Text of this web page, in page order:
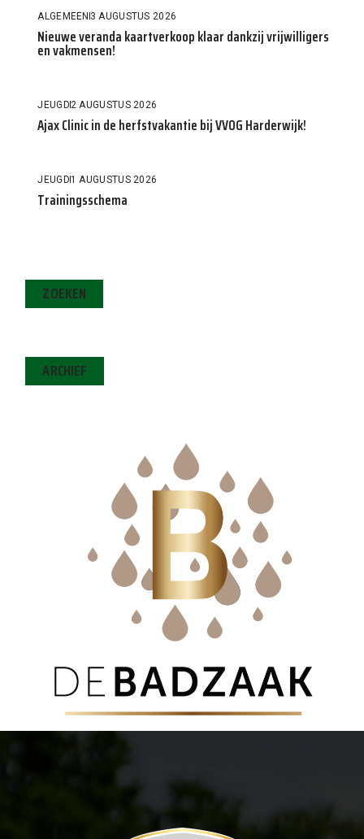
ALGEMEEN3 AUGUSTUS 2026
Nieuwe veranda kaartverkoop klaar dankzij vrijwilligers
en vakmensen!
JEUGD2 AUGUSTUS 2026
Ajax Clinic in de herfstvakantie bij VVOG Harderwijk!
JEUGD1 AUGUSTUS 2026
Trainingsschema
ZOEKEN
ARCHIEF